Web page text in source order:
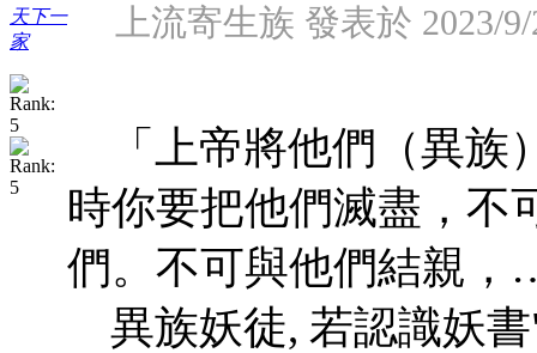
天下一
家
上流寄生族 發表於 2023/
「上帝將他們（異
時你要把他們滅盡，不
們。不可與他們結親
異族妖徒, 若認識妖